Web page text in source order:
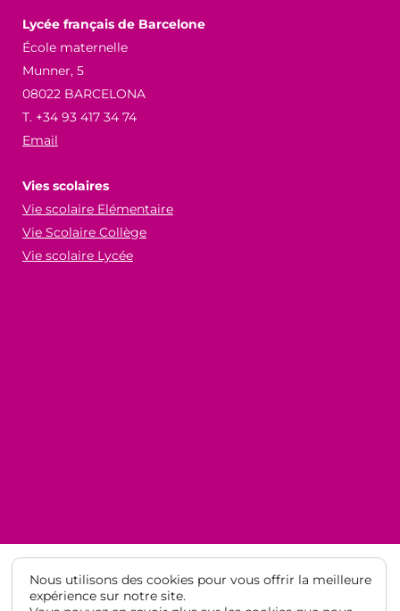
Lycée français de Barcelone
École maternelle
Munner, 5
08022 BARCELONA
T. +34 93 417 34 74
Email
Vies scolaires
Vie scolaire Elémentaire
Vie Scolaire Collège
Vie scolaire Lycée
Nous utilisons des cookies pour vous offrir la meilleure
expérience sur notre site.